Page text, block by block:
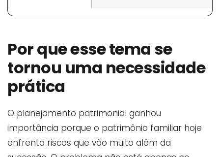
Por que esse tema se
tornou uma necessidade
prática
O planejamento patrimonial ganhou
importância porque o patrimônio familiar hoje
enfrenta riscos que vão muito além da